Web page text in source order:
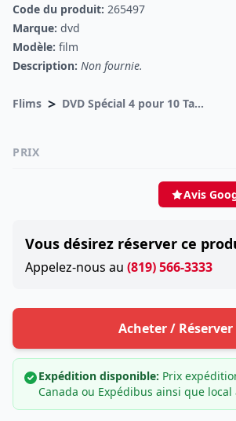
Code du produit: 265497
Marque: dvd
Modèle: film
Description: Non fournie.
Flims > DVD Spécial 4 pour 10 Taxes incluses sur -4.00$
PRIX
Avis
Vous désirez réserver ce
Appelez-nous au (819) 566-3333
Acheter / Réserver
Expédition disponible: Prix
Canada ou Expédibus ainsi que